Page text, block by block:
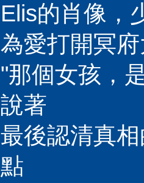
Elis的肖像，
為愛打開冥
"那個女孩，
說著
最後認清真
點